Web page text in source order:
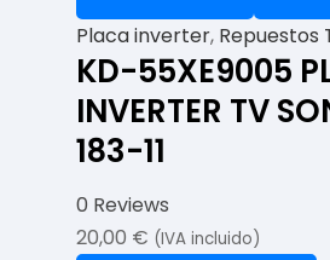
Placa inverter, Repuestos
KD-55XE9005
INVERTER TV
183-11
0 Reviews
20,00 € (IVA incluido)